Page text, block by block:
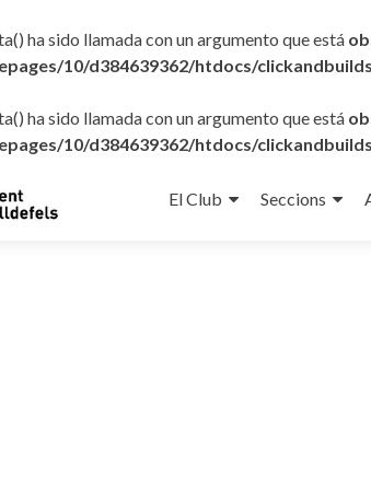
ha sido llamada con un argumento que está
10/d384639362/htdocs/
ha sido llamada con un argumento que está
10/d384639362/htdocs/
al
El Club Seccions